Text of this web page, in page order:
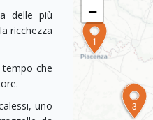
delle più
ricchezza
che
uno
1
2
3
−